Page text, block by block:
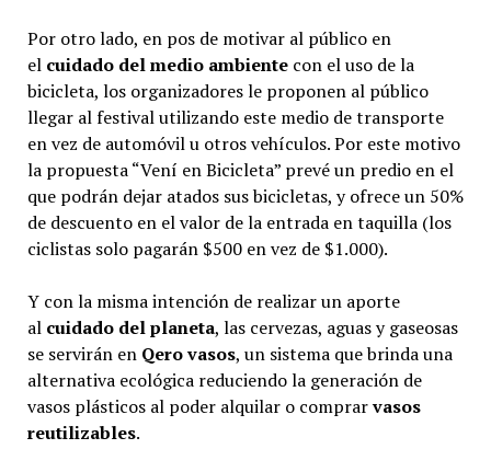
Por otro lado, en pos de motivar al público en
el cuidado del medio ambientecon el uso de la
bicicleta, los organizadores le proponen al público
llegar al festival utilizando este medio de transporte
en vez de automóvil u otros vehículos. Por este motivo
la propuesta “Vení en Bicicleta” prevé un predio en el
que podrán dejar atados sus bicicletas, y ofrece un 50%
de descuento en el valor de la entrada en taquilla (los
ciclistas solo pagarán $500 en vez de $1.000).
Y con la misma intención de realizar un aporte
al cuidado del planeta, las cervezas, aguas y gaseosas
se servirán en Qero vasos, un sistema que brinda una
alternativa ecológica reduciendo la generación de
vasos plásticos al poder alquilar o comprarvasos
reutilizables.